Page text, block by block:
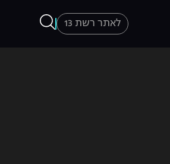
לאתר רשת 13